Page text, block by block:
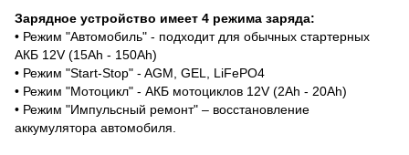
Зарядное устройство имеет 4 режима заряда:
• Режим "Автомобиль" - подходит для обычных стартерных
АКБ 12V (15Ah - 150Ah)
• Режим "Start-Stop" - AGM, GEL, LiFePO4
• Режим "Мотоцикл" - АКБ мотоциклов 12V (2Ah - 20Ah)
• Режим "Импульсный ремонт" – восстановление
аккумулятора автомобиля.